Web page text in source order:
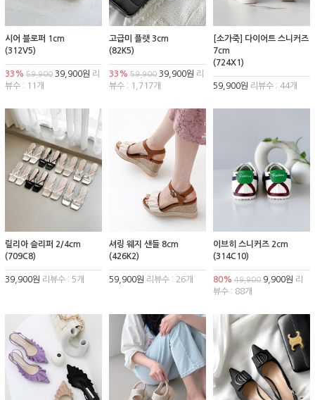
시어 블로퍼 1cm
(312V5)
33% 59,900 39,900원 리
뷰수 : 11개
고급미 플랫 3cm
(82K5)
33% 59,90039,900원 리
뷰수 : 1,717개
[소가죽] 다이어트 스니커즈
7cm
(724X1)
59,900원 리뷰수 : 44개
릴리아 슬리퍼 2/4cm
(709C8)
39,900원 리뷰수 : 5개
셔링 웨지 샌들 8cm
(426K2)
59,900원 리뷰수 : 26개
이브히 스니커즈 2cm
(314C10)
80% 49,9009,900원 리
뷰수 : 88개